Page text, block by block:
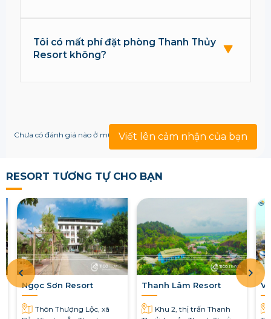
Tôi có mất phí đặt phòng Thanh Thủy
Resort không?
Viết lên cảm nhận của bạn
Chưa có đánh giá nào ở mục này!
RESORT TƯƠNG TỰ CHO BẠN
Ngọc Sơn Resort
Thôn Thượng Lộc, xã
Thanh Lâm Resort
Khu 2, thị trấn Thanh